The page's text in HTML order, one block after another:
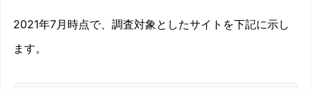
2021年7月時点で、調査対象としたサイトを下記に示し
ます。